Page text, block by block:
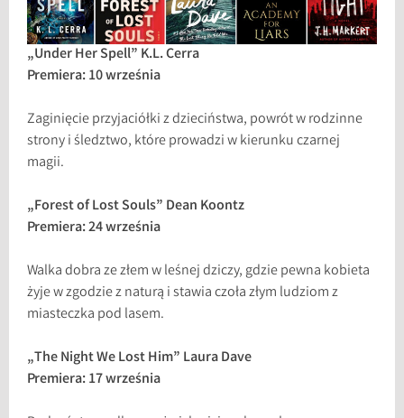
„Under Her Spell” K.L. Cerra
Premiera: 10 września
Zaginięcie przyjaciółki z dzieciństwa, powrót w rodzinne
strony i śledztwo, które prowadzi w kierunku czarnej
magii.
„Forest of Lost Souls” Dean Koontz
Premiera: 24 września
Walka dobra ze złem w leśnej dziczy, gdzie pewna kobieta
żyje w zgodzie z naturą i stawia czoła złym ludziom z
miasteczka pod lasem.
„The Night We Lost Him” Laura Dave
Premiera: 17 września